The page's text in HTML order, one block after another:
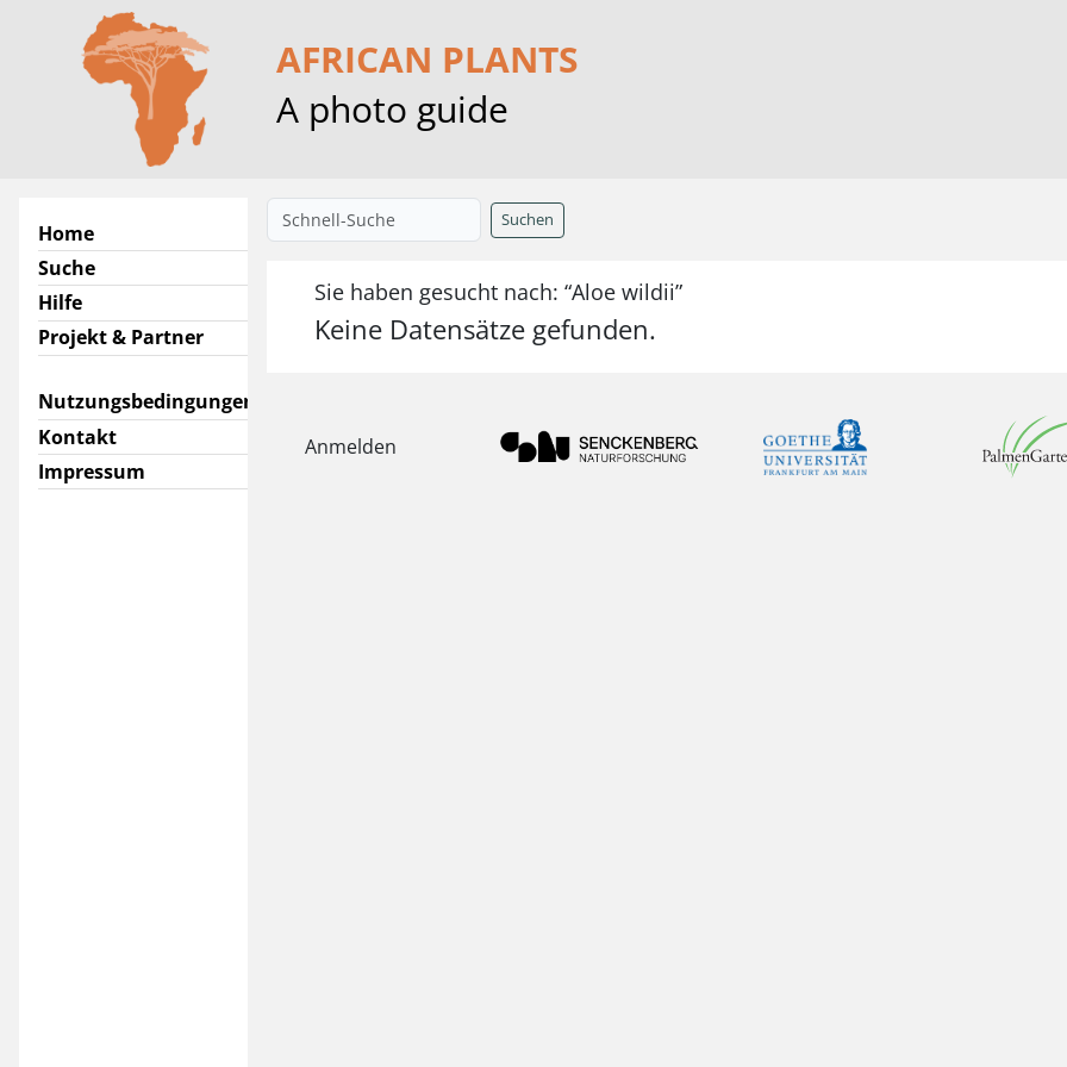
AFRICAN PLANTS
A photo guide
Home
Suche
Hilfe
Projekt & Partner
Nutzungsbedingungen
Kontakt
Impressum
Suchen
Sie haben gesucht nach: “Aloe wildii”
Keine Datensätze gefunden.
Anmelden